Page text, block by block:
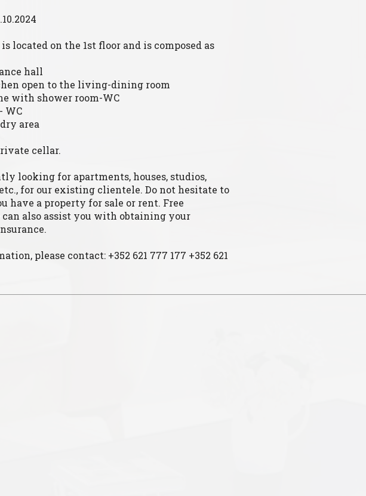
located on the 1st floor and is composed as
hall
open to the living-dining room
with shower room-WC
WC
area
cellar.
looking for apartments, houses, studios,
for our existing clientele. Do not hesitate to
have a property for sale or rent. Free
also assist you with obtaining your
please contact: +352 621 777 177 +352 621